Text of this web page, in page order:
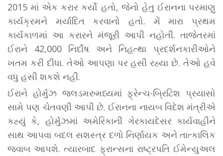
2015 માં એક કરાર કર્યો હતો, જેનો હેતુ ઈરાનના પરમાણુ
કાર્યક્રમને મર્યાદિત કરવાનો હતો. મેં મારા પ્રથમ
કાર્યકાળમાં આ કરારને મંજૂરી આપી નહોતી. તાજેતરમાં
ઈરાને 42,000 નિર્દોષ અને નિહત્થા પ્રદર્શનકારીઓને
ખતમ કરી દીધા. તેઓ આપણા પર હસી રહ્યા છે. તેઓ હવે
વધુ હસી શકશે નહીં.
ઈરાને હોર્મુઝ જલડમરુમધ્યમાં ફ્રેન્ચ-બ્રિટિશ પ્રયાસો
સામે પણ ચેતવણી આપી છે. ઈરાનના નાયબ વિદેશ મંત્રીએ
કહ્યું કે, હોર્મુઝમાં અમેરિકાની ગેરકાયદેસર કાર્યવાહીને
સાથ આપવા બદલ સશસ્ત્ર દળો નિર્ણાયક અને તાત્કાલિક
જવાબ આપશે. ત્યારબાદ ફ્રાન્સના રાષ્ટ્રપતિ ઈમેન્યુઅલ